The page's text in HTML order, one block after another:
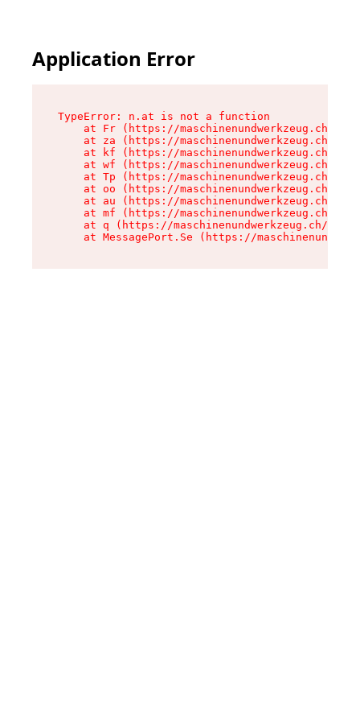
Application Error
TypeError: n.at is not a function
at Fr (https://maschinenundwerkzeug.ch/
at za (https://maschinenundwerkzeug.ch/
at kf (https://maschinenundwerkzeug.ch/
at wf (https://maschinenundwerkzeug.ch/
at Tp (https://maschinenundwerkzeug.ch/
at oo (https://maschinenundwerkzeug.ch/
at au (https://maschinenundwerkzeug.ch/
at mf (https://maschinenundwerkzeug.ch/
at q (https://maschinenundwerkzeug.ch/
at MessagePort.Se (https://